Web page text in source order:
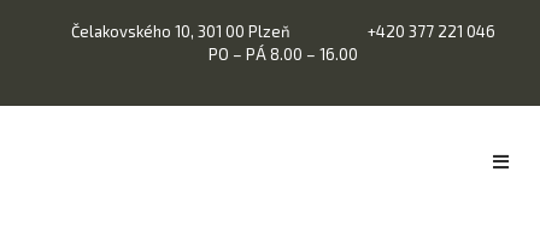
Čelakovského 10, 301 00 Plzeň
+420 377 221 046
PO – PÁ 8.00 – 16.00